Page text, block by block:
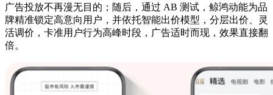
广告投放不再漫无目的；随后，通过 AB 测试，鲸鸿动能为品
牌精准锁定高意向用户，并依托智能出价模型，分层出价、灵
活调价，卡准用户行为高峰时段，广告适时而现，效果直接翻
倍。